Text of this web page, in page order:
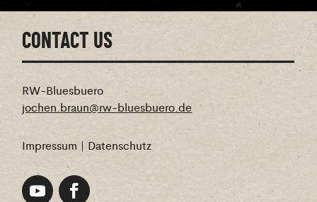
CONTACT US
RW-Bluesbuero
jochen.braun@rw-bluesbuero.de
Impressum | Datenschutz